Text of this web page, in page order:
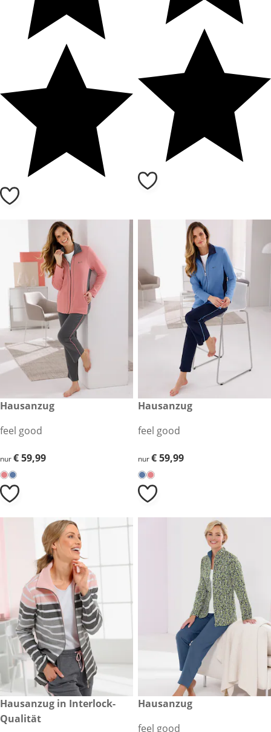
€ 59,99
Hausanzug
feel good
€ 59,99
nur€ 59,99
€ 59,99
Hausanzug
feel good
€ 59,99
nur€ 59,99
€ 79,99
Hausanzug in Interlock-
Qualität
€ 99,99
Hausanzug
feel good